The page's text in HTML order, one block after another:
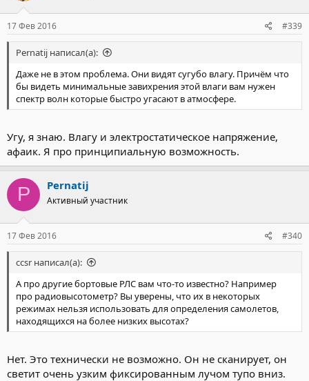
17 Фев 2016 #339
Pernatij написал(а):
Даже не в этом проблема. Они видят сугубо влагу. Причём что
бы видеть минимальные завихрения этой влаги вам нужен
спектр волн которые быстро угасают в атмосфере.
Угу, я знаю. Влагу и электростатическое напряжение,
афаик. Я про принципиальную возможность.
P Pernatij
Активный участник
17 Фев 2016 #340
ccsr написал(а):
А про другие бортовые РЛС вам что-то известно? Например
про радиовысотометр? Вы уверены, что их в некоторых
режимах нельзя использовать для определения самолетов,
находящихся на более низких высотах?
Нет. Это технически не возможно. Он не сканирует, он
светит очень узким фиксированным лучом тупо вниз.